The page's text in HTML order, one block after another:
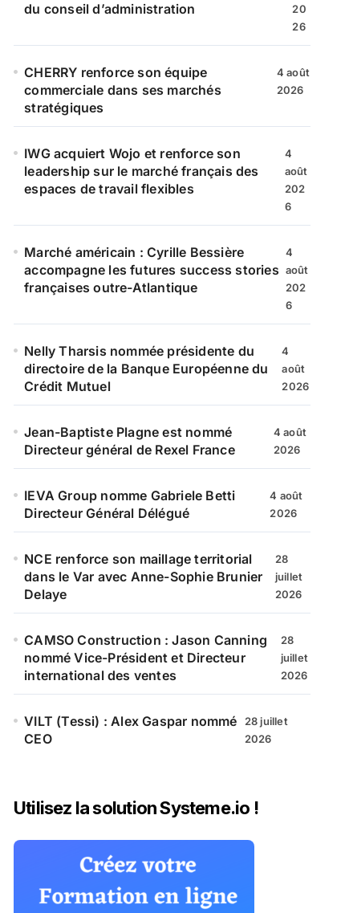
du conseil d’administration
20
26
CHERRY renforce son équipe
commerciale dans ses marchés
stratégiques
4 août
2026
IWG acquiert Wojo et renforce son
leadership sur le marché français des
espaces de travail flexibles
4
août
202
6
Marché américain : Cyrille Bessière
accompagne les futures success stories
françaises outre-Atlantique
4
août
202
6
Nelly Tharsis nommée présidente du
directoire de la Banque Européenne du
Crédit Mutuel
4
août
2026
Jean-Baptiste Plagne est nommé
Directeur général de Rexel France
4 août
2026
IEVA Group nomme Gabriele Betti
Directeur Général Délégué
4 août
2026
NCE renforce son maillage territorial
dans le Var avec Anne-Sophie Brunier
Delaye
28
juillet
2026
CAMSO Construction : Jason Canning
nommé Vice-Président et Directeur
international des ventes
28
juillet
2026
VILT (Tessi) : Alex Gaspar nommé
CEO
28 juillet
2026
Utilisez la solution Systeme.io !